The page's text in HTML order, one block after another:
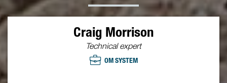
Craig Morrison
Technical expert
OM SYSTEM